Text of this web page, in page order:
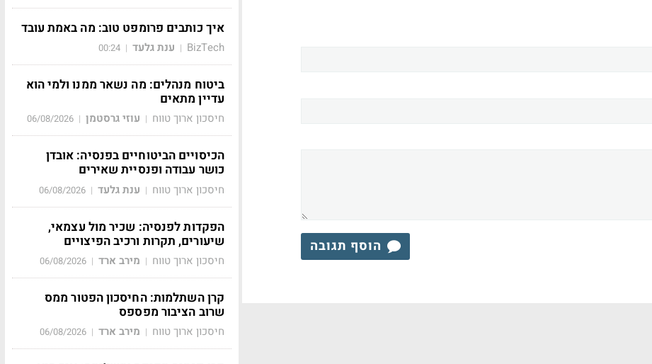
הוסף תגובה
איך כותבים פרומפט טוב: מה באמת עובד
BizTech
| ענת גלעד |
00:24
ביטוח מנהלים: מה נשאר ממנו ולמי הוא
עדיין מתאים
חיסכון ארוך טווח | עוזי גרסטמן |
06/08/2026
הכיסויים הביטוחיים בפנסיה: אובדן
כושר עבודה ופנסיית שאירים
חיסכון ארוך טווח | ענת גלעד |
06/08/2026
הפקדות לפנסיה: שכיר מול עצמאי,
שיעורים, תקרות ורכיב הפיצויים
חיסכון ארוך טווח | מירב ארד |
06/08/2026
קרן השתלמות: החיסכון הפטור ממס
שרוב הציבור מפספס
חיסכון ארוך טווח | מירב ארד |
06/08/2026